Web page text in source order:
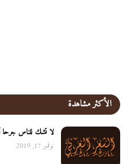
الأكثر مشاهدة
لا تشك للناس جرحا
نوفمبر 17, 2019